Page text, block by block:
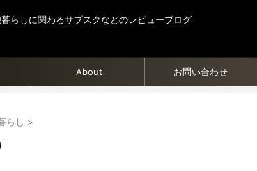
らしに関わるサブスクなどのレビューブログ
About お問い合わせ
らし >